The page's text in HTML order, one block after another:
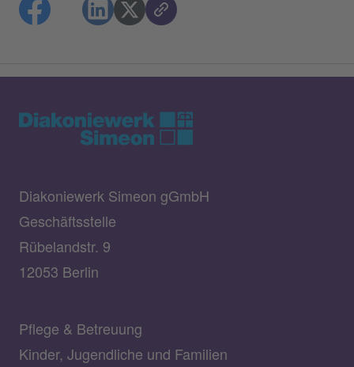
Diakoniewerk Simeon gGmbH
Geschäftsstelle
Rübelandstr. 9
12053 Berlin
Pflege & Betreuung
Kinder, Jugendliche und Familien